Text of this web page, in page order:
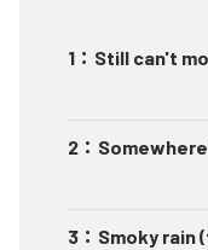
1 ： Still can't
2 ：
3 ： Smoky rain